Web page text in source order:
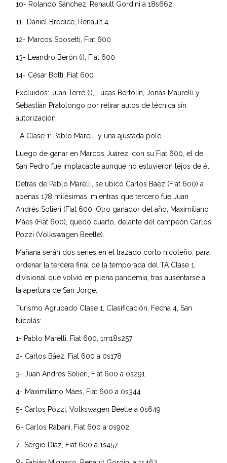
10- Rolando Sánchez, Renault Gordini a 18s662
11- Daniel Bredice, Renault 4
12- Marcos Sposetti, Fiat 600
13- Leandro Berón (i), Fiat 600
14- César Botti, Fiat 600
Excluidos: Juan Terré (i), Lucas Bertolín, Jonás Maurelli y
Sebastián Pratolongo por retirar autos de técnica sin
autorización
TA Clase 1: Pablo Marelli y una ajustada pole
Luego de ganar en Marcos Juárez, con su Fiat 600, el de
San Pedro fue implacable aunque no estuvieron lejos de él.
Detrás de Pablo Marelli, se ubicó Carlos Báez (Fiat 600) a
apenas 178 milésimas, mientras que tercero fue Juan
Andrés Solieri (Fiat 600. Otro ganador del año, Maximiliano
Máes (Fiat 600), quedó cuarto, delante del campeón Carlos
Pozzi (Volkswagen Beetle).
Mañana serán dos series en el trazado corto nicoleño, para
ordenar la tercera final de la temporada del TA Clase 1,
divisional que volvió en plena pandemia, tras ausentarse a
la apertura de San Jorge.
Turismo Agrupado Clase 1, Clasificación, Fecha 4, San
Nicolás:
1- Pablo Marelli, Fiat 600, 1m18s257
2- Carlos Báez, Fiat 600 a 0s178
3- Juan Andrés Solieri, Fiat 600 a 0s291
4- Maximiliano Máes, Fiat 600 a 0s344
5- Carlos Pozzi, Volkswagen Beetle a 0s649
6- Carlos Rabani, Fiat 600 a 0s902
7- Sergio Díaz, Fiat 600 a 1s457